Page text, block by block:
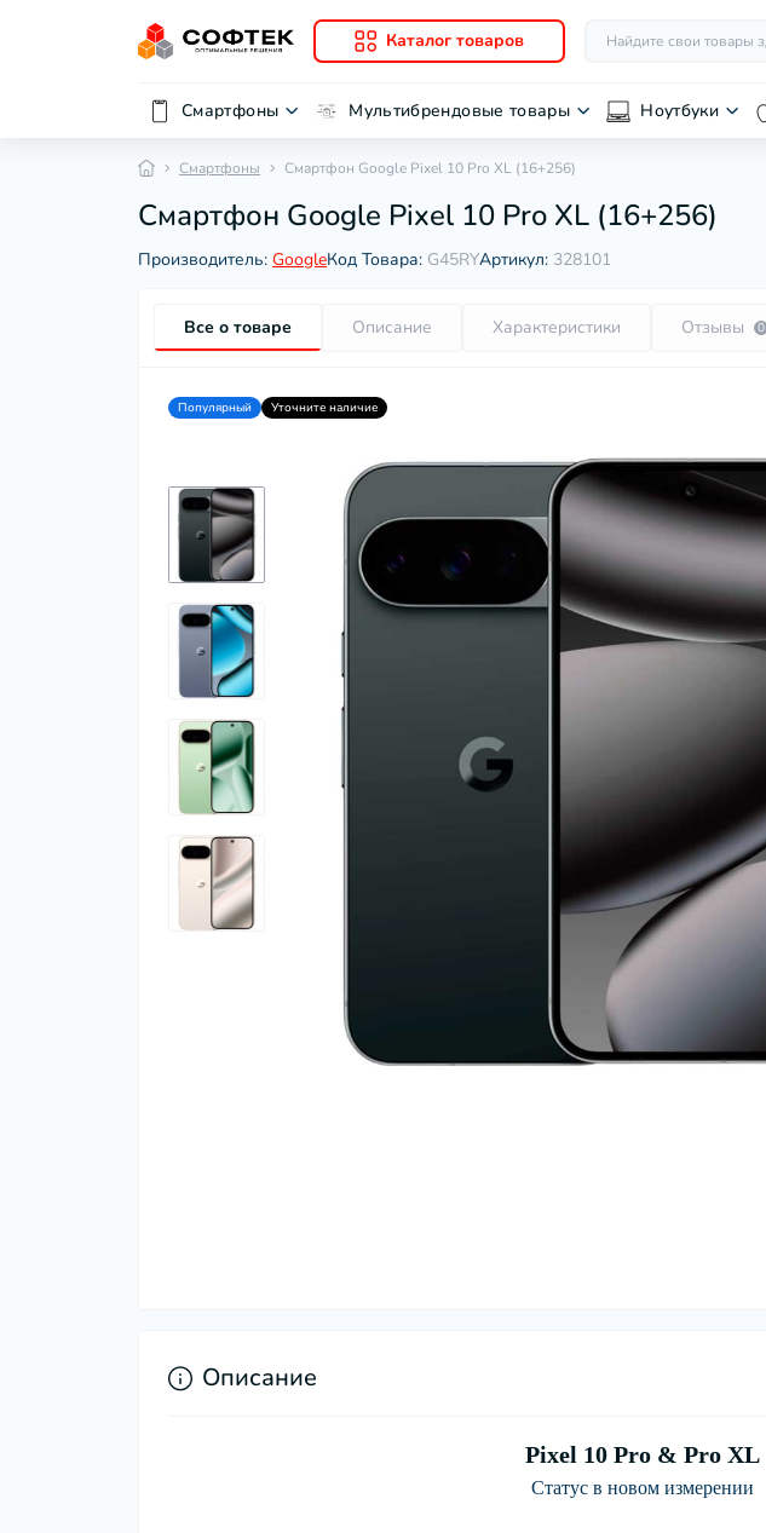
Каталог товаров
Смартфоны Мультибрендовые товары Ноутбуки
Смартфоны Смартфон Google Pixel 10 Pro XL (16+256)
Смартфон Google Pixel 10 Pro XL (16+256)
Производитель: GoogleКод Товара: G45RYАртикул: 328101
Все о товаре Описание Характеристики Отзывы 0
Популярный Уточните наличие
Описание
Pixel 10 Pro & Pro XL
Статус в новом измерении